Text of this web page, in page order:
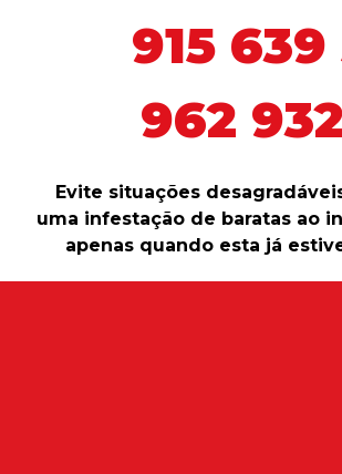
915
962
Evite situações
uma infestação de baratas ao
apenas quando esta já